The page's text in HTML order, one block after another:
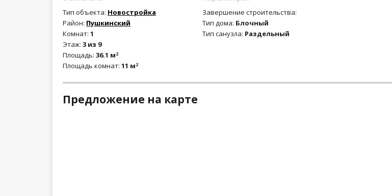
Тип объекта: Новостройка
Район: Пушкинский
Комнат: 1
Этаж: 3 из 9
Площадь: 36.1 м2
Площадь комнат: 11 м2
Завершение строительства:
Тип дома: Блочный
Тип санузла: Раздельный
Предложение на карте